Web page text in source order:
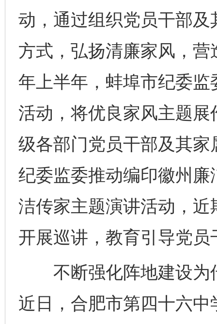
动，通过组织党员干部
方式，弘扬清廉家风，
年上半年，蚌埠市纪委
活动，将优良家风主题
级各部门党员干部及其
纪委监委推动编印徽州
洁传家主题演讲活动，
开展巡讲，教育引导党
不断强化阵地建设为
近日，合肥市第四十六